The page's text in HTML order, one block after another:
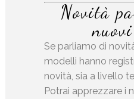
Novità
Se parliamo di
modelli hanno
novità, sia a livello
Potrai apprezzare i